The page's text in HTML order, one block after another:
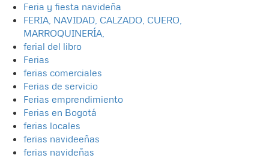
Feria y fiesta navideña
FERIA, NAVIDAD, CALZADO, CUERO,
MARROQUINERÍA,
ferial del libro
Ferias
ferias comerciales
Ferias de servicio
Ferias emprendimiento
Ferias en Bogotá
ferias locales
ferias navideeñas
ferias navideñas